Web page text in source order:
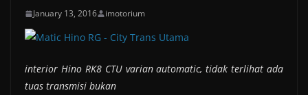
January 13, 2016 imotorium
interior Hino RK8 CTU varian automatic, tidak terlihat ada
tuas transmisi bukan